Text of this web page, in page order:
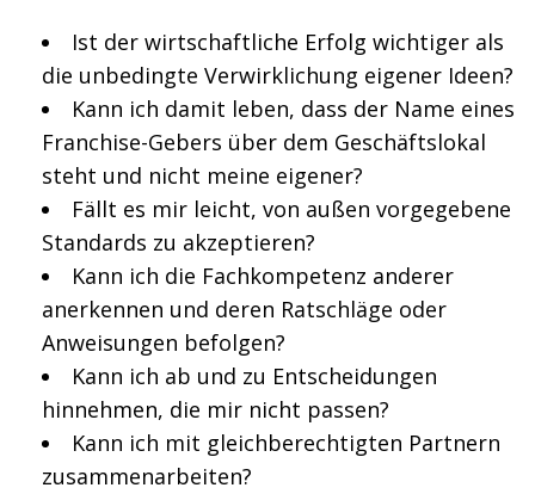
Ist der wirtschaftliche Erfolg wichtiger als
die unbedingte Verwirklichung eigener Ideen?
Kann ich damit leben, dass der Name eines
Franchise-Gebers über dem Geschäftslokal
steht und nicht meine eigener?
Fällt es mir leicht, von außen vorgegebene
Standards zu akzeptieren?
Kann ich die Fachkompetenz anderer
anerkennen und deren Ratschläge oder
Anweisungen befolgen?
Kann ich ab und zu Entscheidungen
hinnehmen, die mir nicht passen?
Kann ich mit gleichberechtigten Partnern
zusammenarbeiten?